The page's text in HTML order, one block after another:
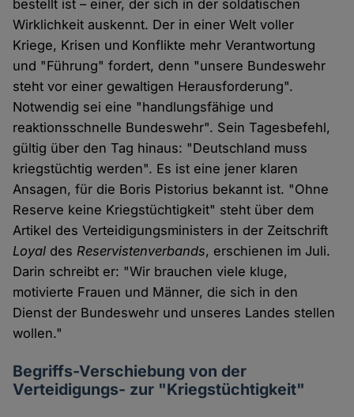
bestellt ist – einer, der sich in der soldatischen
Wirklichkeit auskennt. Der in einer Welt voller
Kriege, Krisen und Konflikte mehr Verantwortung
und "Führung" fordert, denn "unsere Bundeswehr
steht vor einer gewaltigen Herausforderung".
Notwendig sei eine "handlungsfähige und
reaktionsschnelle Bundeswehr". Sein Tagesbefehl,
gültig über den Tag hinaus: "Deutschland muss
kriegstüchtig werden". Es ist eine jener klaren
Ansagen, für die Boris Pistorius bekannt ist. "Ohne
Reserve keine Kriegstüchtigkeit" steht über dem
Artikel des Verteidigungsministers in der Zeitschrift
Loyal desReservistenverbands, erschienen im Juli.
Darin schreibt er: "Wir brauchen viele kluge,
motivierte Frauen und Männer, die sich in den
Dienst der Bundeswehr und unseres Landes stellen
wollen."
Begriffs-Verschiebung von der
Verteidigungs- zur "Kriegstüchtigkeit"